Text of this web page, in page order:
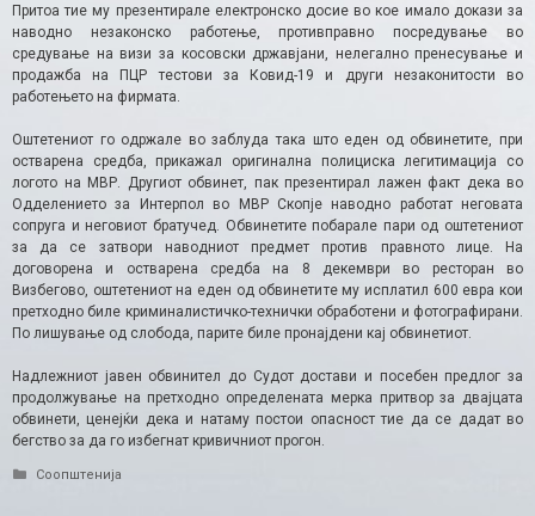
Притоа тие му презентирале електронско досие во кое имало докази за
наводно незаконско работење, противправно посредување во
средување на визи за косовски државјани, нелегално пренесување и
продажба на ПЦР тестови за Ковид-19 и други незаконитости во
работењето на фирмата.
Оштетениот го одржале во заблуда така што еден од обвинетите, при
остварена средба, прикажал оригинална полициска легитимација со
логото на МВР. Другиот обвинет, пак презентирал лажен факт дека во
Одделението за Интерпол во МВР Скопје наводно работат неговата
сопруга и неговиот братучед. Обвинетите побарале пари од оштетениот
за да се затвори наводниот предмет против правното лице. На
договорена и остварена средба на 8 декември во ресторан во
Визбегово, оштетениот на еден од обвинетите му исплатил 600 евра кои
претходно биле криминалистичко-технички обработени и фотографирани.
По лишување од слобода, парите биле пронајдени кај обвинетиот.
Надлежниот јавен обвинител до Судот достави и посебен предлог за
продолжување на претходно определената мерка притвор за двајцата
обвинети, ценејќи дека и натаму постои опасност тие да се дадат во
бегство за да го избегнат кривичниот прогон.
Categories
Соопштенија